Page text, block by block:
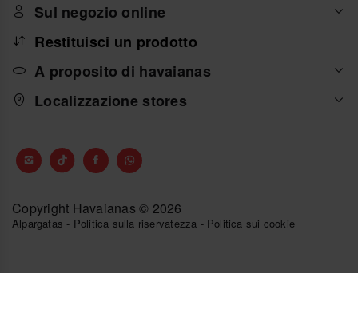
Sul negozio online
Restituisci un prodotto
A proposito di havaianas
Localizzazione stores
Copyright Havaianas © 2026
Alpargatas - Politica sulla riservatezza - Politica sui cookie